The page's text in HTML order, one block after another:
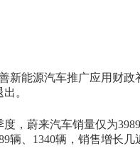
新能源汽车推广应用财
。
，蔚来汽车销量仅为
辆、1340辆，销售增长几